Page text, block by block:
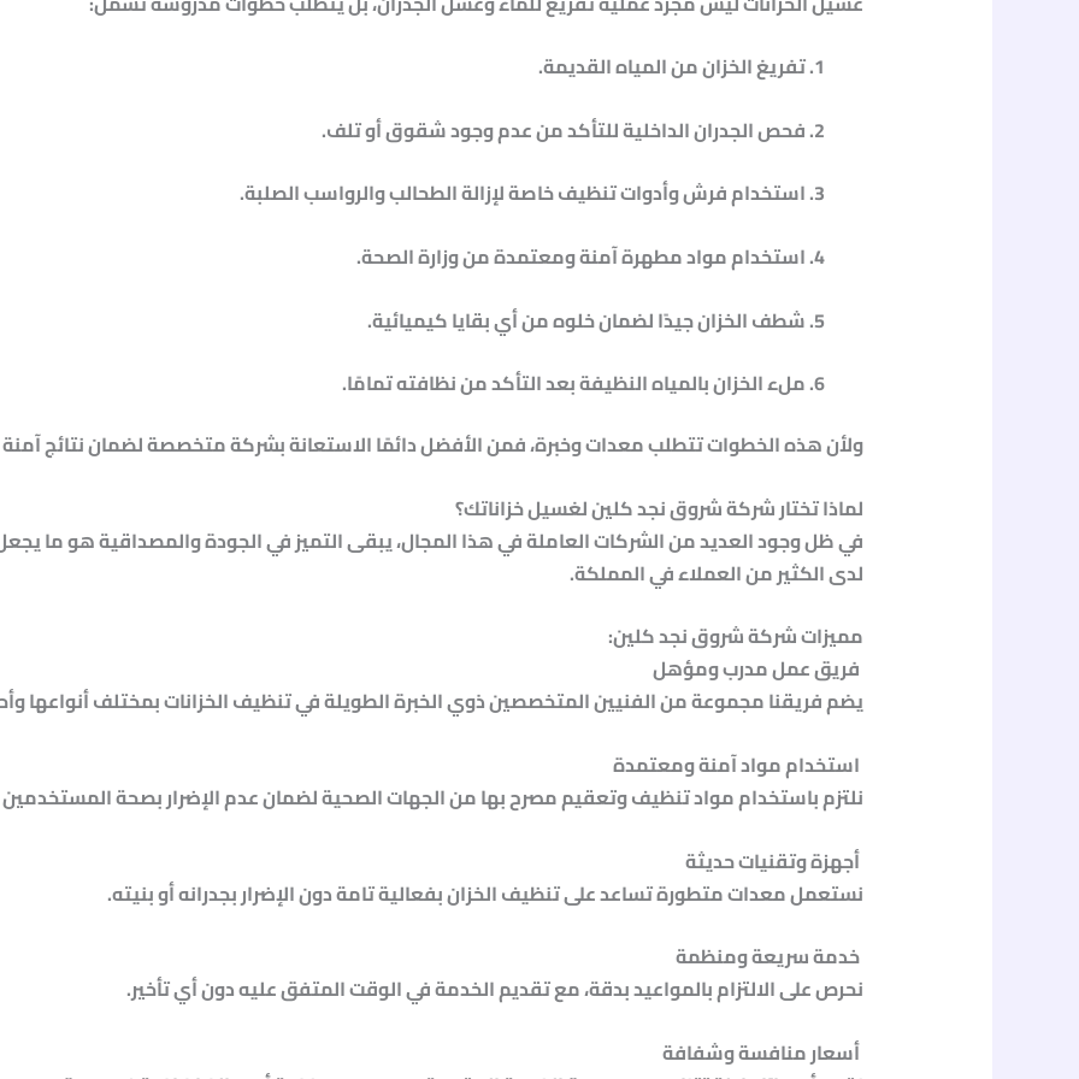
تفريغ الخزان من المياه القديمة.
فحص الجدران الداخليةللتأكد من عدم وجود شقوق أو تلف.
استخدام فرش وأدوات تنظيف خاصةلإزالة الطحالب والرواسب الصلبة.
استخدام مواد مطهرة آمنةومعتمدة من وزارة الصحة.
شطف الخزان جيدًالضمان خلوه من أي بقايا كيميائية.
ملء الخزان بالمياه النظيفةبعد التأكد من نظافته تمامًا.
ولأن هذه الخطوات تتطلب معدات وخبرة، فمن الأفضل دائمًا الاستعانة بشركة متخصصة لضمان نتائج
لماذا تختار شركة شروق نجد كلين لغسيل خزاناتك؟
في ظل وجود العديد من الشركات العاملة في هذا المجال، يبقىالتميز في الجودة والمصداقيةهو ما
لدى الكثير من العملاء في المملكة.
مميزات شركة شروق نجد كلين:
فريق عمل مدرب ومؤهل
يضم فريقنا مجموعة من الفنيين المتخصصين ذوي الخبرة الطويلة في تنظيف الخزانات بمختلف أنواعها
استخدام مواد آمنة ومعتمدة
نلتزم باستخدام مواد تنظيف وتعقيم مصرح بها من الجهات الصحية لضمان عدم الإضرار بصحة المستخدمين
أجهزة وتقنيات حديثة
نستعمل معدات متطورة تساعد على تنظيف الخزان بفعالية تامة دون الإضرار بجدرانه أو بنيته.
خدمة سريعة ومنظمة
نحرص على الالتزام بالمواعيد بدقة، مع تقديم الخدمة في الوقت المتفق عليه دون أي تأخير.
أسعار منافسة وشفافة